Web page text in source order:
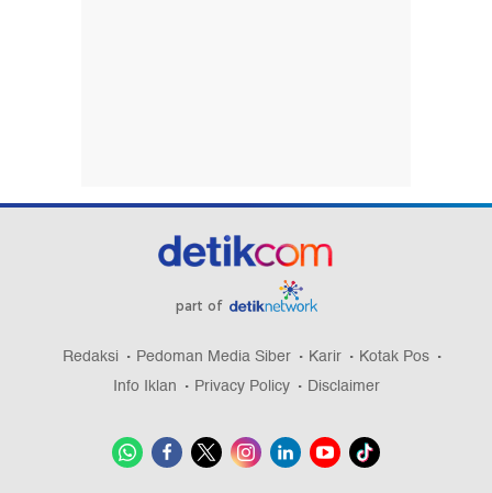
part of
Redaksi Pedoman Media Siber Karir
Kotak Pos
Info Iklan
Privacy Policy Disclaimer